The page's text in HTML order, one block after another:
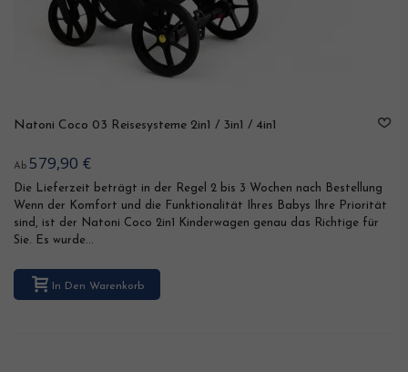
Natoni Coco 03 Reisesysteme 2in1 / 3in1 / 4in1
Ab 579,90 €
Die Lieferzeit beträgt in der Regel 2 bis 3 Wochen nach Bestellung
Wenn der Komfort und die Funktionalität Ihres Babys Ihre Priorität
sind, ist der Natoni Coco 2in1 Kinderwagen genau das Richtige für
Sie. Es wurde...
In Den Warenkorb